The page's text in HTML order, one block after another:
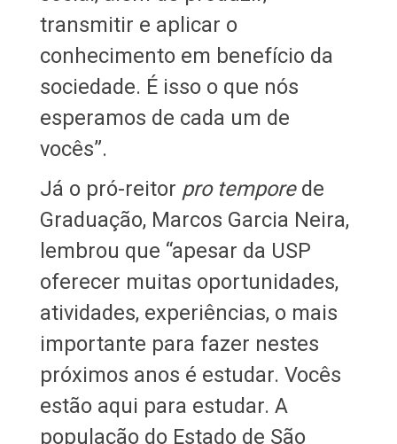
transmitir e aplicar o
conhecimento em benefício da
sociedade. É isso o que nós
esperamos de cada um de
vocês”.
Já o pró-reitor pro temporede
Graduação, Marcos Garcia Neira,
lembrou que “apesar da USP
oferecer muitas oportunidades,
atividades, experiências, o mais
importante para fazer nestes
próximos anos é estudar. Vocês
estão aqui para estudar. A
população do Estado de São